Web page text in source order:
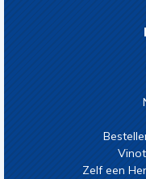
Zelf een